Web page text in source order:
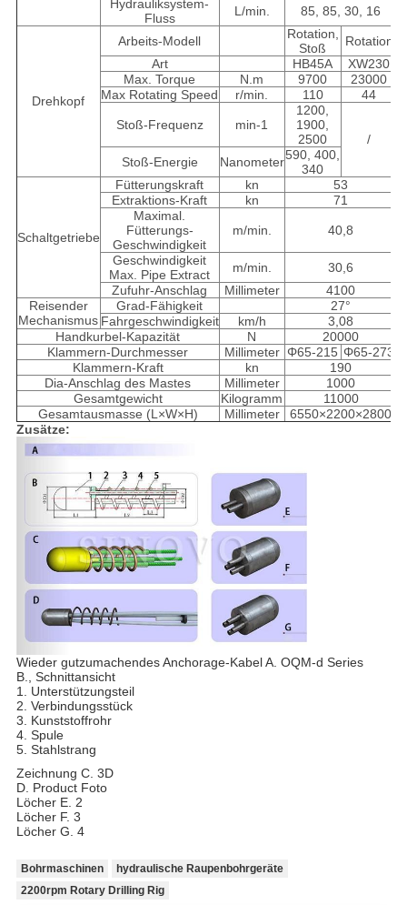
Hydrauliksystem-
Fluss
L/min. 85, 85, 30, 16
Drehkopf
Arbeits-Modell
Rotation,
Stoß
Rotation
Art
HB45A
XW230
Max. Torque
N.m 9700
23000
Max Rotating Speed
r/min. 110 44
Stoß-Frequenz min-1
1200,
1900,
2500
/
Stoß-Energie
Nanometer590, 400,
340
Schaltgetriebe
Fütterungskraft kn
53
Extraktions-Kraft
kn
71
Maximal.
Fütterungs-
Geschwindigkeit
m/min. 40,8
Geschwindigkeit
Max. Pipe Extract
m/min.
30,6
Zufuhr-Anschlag
Millimeter
4100
Reisender
Mechanismus
Grad-Fähigkeit
27°
Fahrgeschwindigkeit
km/h
3,08
Handkurbel-Kapazität
N
20000
Klammern-Durchmesser
Millimeter Φ65-215 Φ65-273
Klammern-Kraft
kn
190
Dia-Anschlag des Mastes
Millimeter
1000
Gesamtgewicht
Kilogramm
11000
Gesamtausmasse (L×W×H)
Millimeter
6550×2200×2800
Zusätze:
Wieder gutzumachendes Anchorage-Kabel A. OQM-d Series
B., Schnittansicht
1. Unterstützungsteil
2. Verbindungsstück
3. Kunststoffrohr
4. Spule
5. Stahlstrang
Zeichnung C. 3D
D. Product Foto
Löcher E. 2
Löcher F. 3
Löcher G. 4
Bohrmaschinen
hydraulische Raupenbohrgeräte
2200rpm Rotary Drilling Rig